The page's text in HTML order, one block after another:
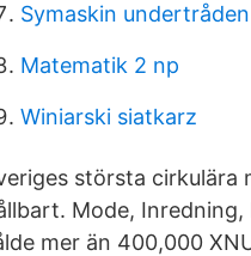
Symaskin
Matematik 2 np
Winiarski siatkarz
största cirkulära
Mode,
mer än 400,000